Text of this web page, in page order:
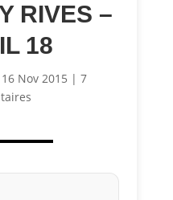
RIVES –
18
16 Nov 2015 | 7